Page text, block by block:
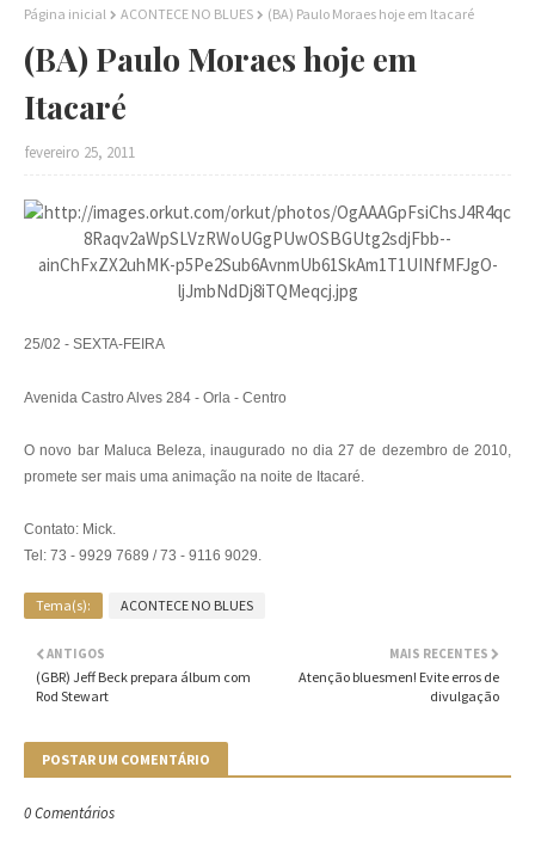
Página inicial ACONTECE NO BLUES (BA) Paulo Moraes hoje em Itacaré
(BA) Paulo Moraes hoje em
Itacaré
fevereiro 25, 2011
25/02 - SEXTA-FEIRA
Avenida Castro Alves 284 - Orla - Centro
O novo bar Maluca Beleza, inaugurado no dia 27 de dezembro de 2010,
promete ser mais uma animação na noite de Itacaré.
Contato: Mick.
Tel: 73 - 9929 7689 / 73 - 9116 9029.
Tema(s): ACONTECE NO BLUES
MAIS RECENTES
Atenção bluesmen! Evite erros de
divulgação
ANTIGOS
(GBR) Jeff Beck prepara álbum com
Rod Stewart
POSTAR UM COMENTÁRIO
0 Comentários